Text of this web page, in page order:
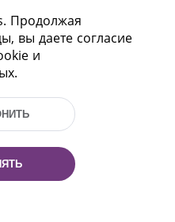
220114
Факс: (+375 17)
Продолжая
вы даете согласие
и